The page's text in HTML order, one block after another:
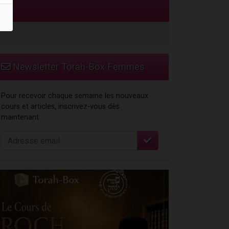
Newsletter Torah-Box Femmes
Pour recevoir chaque semaine les nouveaux
cours et articles, inscrivez-vous dès
maintenant :